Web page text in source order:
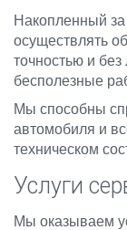
Накопленный
осуществлять
точностью и
бесполезные
Мы способны
автомобиля и
техническом
Услуги
Мы оказываем